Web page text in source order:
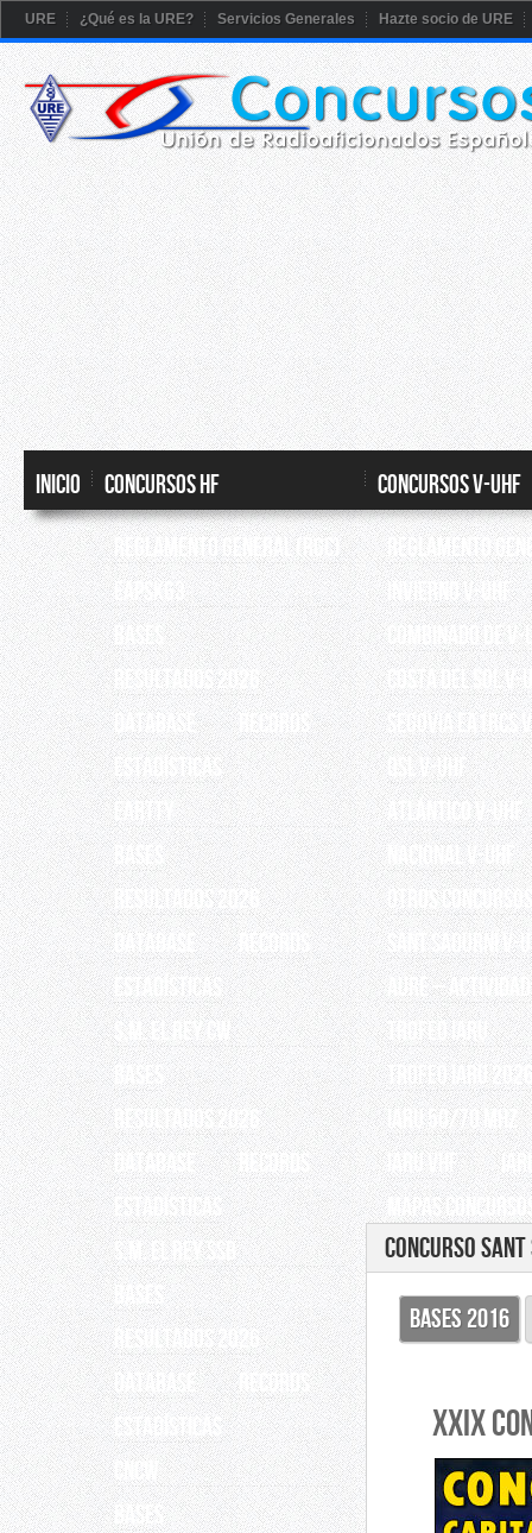
URE ¿Qué es la URE? Servicios Generales Hazte socio de URE
Inicio
CONCURSOS HF
Reglamento General (RGC)
EAPSK63
BASES
RESULTADOS 2026
Database
Records
ESTADÍSTICAS
EARTTY
BASES
RESULTADOS 2026
Database
Records
ESTADÍSTICAS
S.M. EL REY CW
BASES
RESULTADOS 2026
Database
Records
ESTADÍSTICAS
S.M. EL REY SSB
BASES
RESULTADOS 2026
Database
Records
ESTADÍSTICAS
CNCW
BASES
CONCURSOS V-UHF
REGLAMENTO
INVIERNO V-UHF
Combinado de V-
Costa del Sol V-
Segovia EA1RCS
QSL V-UHF
Atlántico V-UHF
Nacional V-UHF
OTROS CONCURSOS
Sant Sadurní V-
AURE – Actividad
TROFEO IARU
TROFEO IARU
IARU 50/70 Mhz
IARU VHF
Mapas
Concurso Sant
BASES 2016
XXIX